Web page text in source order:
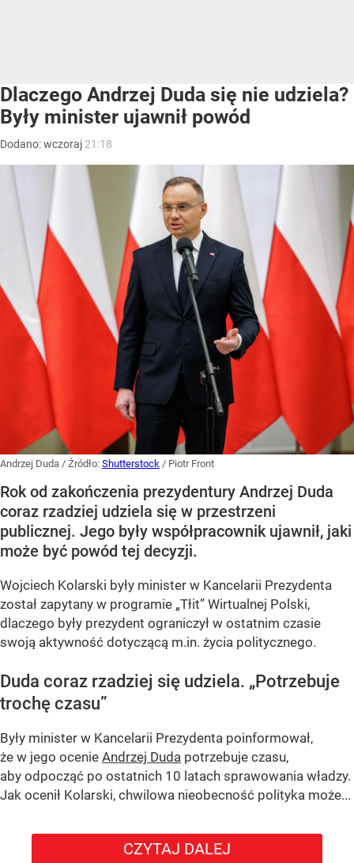
Dlaczego Andrzej Duda się nie udziela?
Były minister ujawnił powód
Dodano:wczoraj 21:18
Andrzej Duda / Źródło: Shutterstock / Piotr Front
Rok od zakończenia prezydentury Andrzej Duda
coraz rzadziej udziela się w przestrzeni
publicznej. Jego były współpracownik ujawnił, jaki
może być powód tej decyzji.
Wojciech Kolarski były minister w Kancelarii Prezydenta
został zapytany w programie „Tłit” Wirtualnej Polski,
dlaczego były prezydent ograniczył w ostatnim czasie
swoją aktywność dotyczącą m.in. życia politycznego.
Duda coraz rzadziej się udziela. „Potrzebuje
trochę czasu”
Były minister w Kancelarii Prezydenta poinformował,
że w jego ocenie Andrzej Duda potrzebuje czasu,
aby odpocząć po ostatnich 10 latach sprawowania władzy.
Jak ocenił Kolarski, chwilowa nieobecność polityka może...
CZYTAJ DALEJ